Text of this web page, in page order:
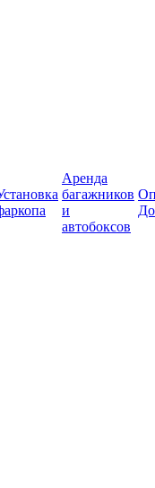
Аренда
багажников
и
автобоксов